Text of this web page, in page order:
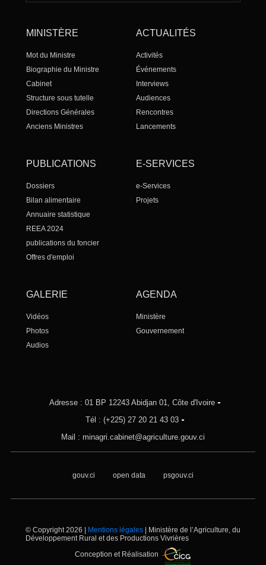
MINISTÈRE
Mot du Ministre
Biographie du Ministre
Cabinet
Structure sous tutelle
Directions Générales
Anciens Ministres
ACTUALITÉS
Activités
Événements
Interviews
Audiences
Rencontres
Lancements
PUBLICATIONS
Dossiers
Bilan alimentaire
Annuaire statistique
REEA 2024
publications du foncier
Offres d'emploi
E-SERVICES
e-Services
Projets
GALERIE
Vidéos
Photos
Audios
AGENDA
Ministère
Gouvernement
Adresse : 01 BP 12243 Abidjan 01, Côte d'Ivoire
Tél : (+225) 27 20 21 43 03
Mail : minagri.cabinet@agriculture.gouv.ci
gouv.ci open data psgouv.ci
© Copyright 2026 | Mentions légales | Ministère de l’Agriculture, du
Développement Rural et des Productions Vivrières
Conception et Réalisation